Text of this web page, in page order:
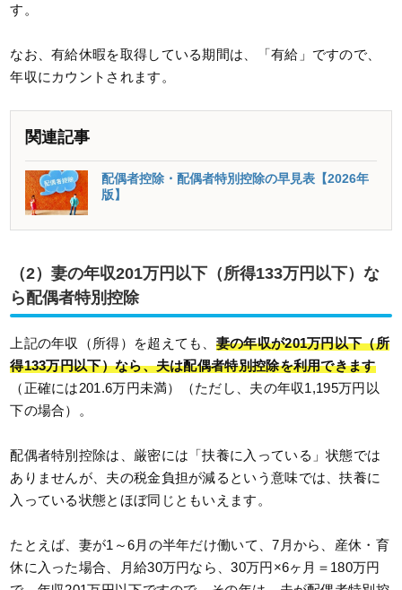
す。
なお、有給休暇を取得している期間は、「有給」ですので、
年収にカウントされます。
関連記事
配偶者控除・配偶者特別控除の早見表【2026年
版】
（2）妻の年収201万円以下（所得133万円以下）な
ら配偶者特別控除
上記の年収（所得）を超えても、 妻の年収が201万円以下（所
得133万円以下）なら、夫は配偶者特別控除を利用できます
（正確には201.6万円未満）（ただし、夫の年収1,195万円以
下の場合）。
配偶者特別控除は、厳密には「扶養に入っている」状態では
ありませんが、夫の税金負担が減るという意味では、扶養に
入っている状態とほぼ同じともいえます。
たとえば、妻が1～6月の半年だけ働いて、7月から、産休・育
休に入った場合、月給30万円なら、30万円×6ヶ月＝180万円